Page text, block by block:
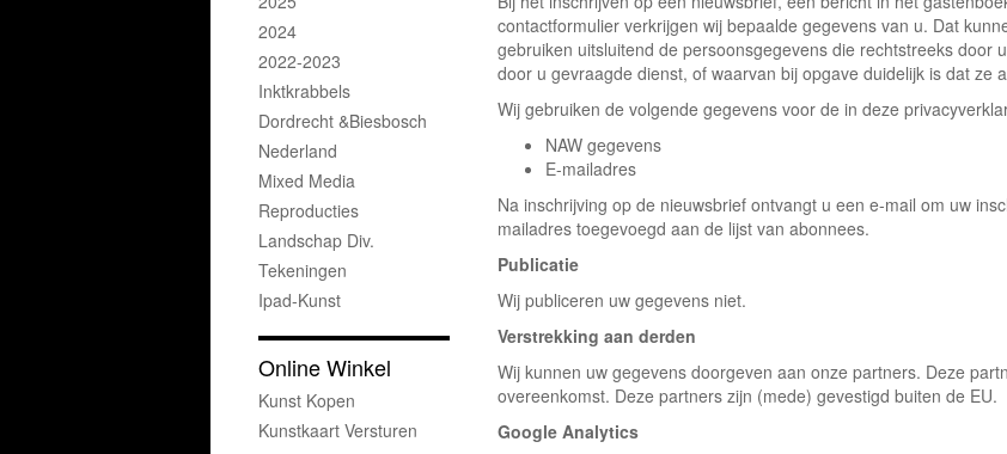
contactformulier verkrijgen wij bepaalde gegevens van u. Dat
gebruiken uitsluitend de persoonsgegevens die rechtstreeks door
door u gevraagde dienst, of waarvan bij opgave duidelijk is dat ze
Wij gebruiken de volgende gegevens voor de in deze
NAW gegevens
E-mailadres
Na inschrijving op de nieuwsbrief ontvangt u een e-mail om uw
mailadres toegevoegd aan de lijst van abonnees.
Publicatie
Wij publiceren uw gegevens niet.
Verstrekking aan derden
Wij kunnen uw gegevens doorgeven aan onze partners. Deze
overeenkomst. Deze partners zijn (mede) gevestigd buiten de EU.
Google Analytics
2024
2022-2023
Inktkrabbels
Dordrecht &Biesbosch
Nederland
Mixed Media
Reproducties
Landschap Div.
Tekeningen
Ipad-Kunst
Online Winkel
Kunst Kopen
Kunstkaart Versturen